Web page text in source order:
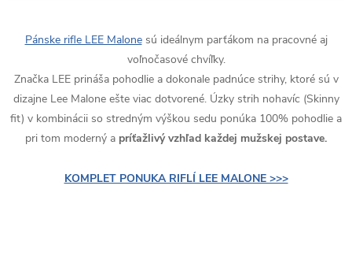
Pánske rifle LEE Malonesú ideálnym parťákom na pracovné aj
voľnočasové chvíľky.
Značka LEE prináša pohodlie a dokonale padnúce strihy, ktoré sú v
dizajne Lee Malone ešte viac dotvorené. Úzky strih nohavíc (Skinny
fit) v kombinácii so stredným výškou sedu ponúka 100% pohodlie a
pri tom moderný a príťažlivý vzhľad každej mužskej postave.
KOMPLET PONUKA RIFLÍ LEE MALONE >>>